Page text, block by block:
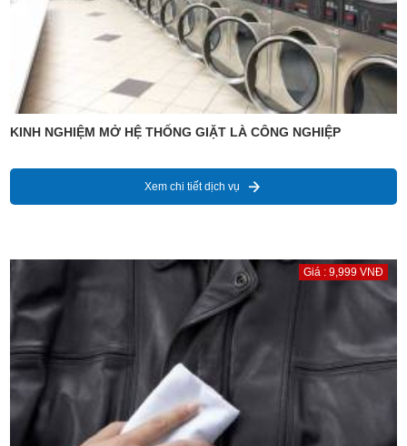
KINH NGHIỆM MỞ HỆ THỐNG GIẶT LÀ CÔNG NGHIỆP
Xem chi tiết dịch vụ
Giá : 9,999 VNĐ